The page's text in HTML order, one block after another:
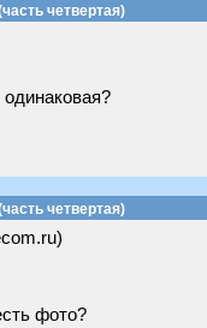
четвертая)
четвертая)
фото?